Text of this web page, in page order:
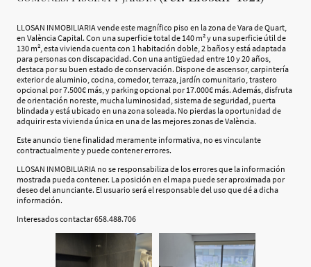
LLOSAN INMOBILIARIA vende este magnífico piso en la zona de Vara de Quart,
en València Capital. Con una superficie total de 140 m² y una superficie útil de
130 m², esta vivienda cuenta con 1 habitación doble, 2 baños y está adaptada
para personas con discapacidad. Con una antigüedad entre 10 y 20 años,
destaca por su buen estado de conservación. Dispone de ascensor, carpintería
exterior de aluminio, cocina, comedor, terraza, jardín comunitario, trastero
opcional por 7.500€ más, y parking opcional por 17.000€ más. Además, disfruta
de orientación noreste, mucha luminosidad, sistema de seguridad, puerta
blindada y está ubicado en una zona soleada. No pierdas la oportunidad de
adquirir esta vivienda única en una de las mejores zonas de València.
Este anuncio tiene finalidad meramente informativa, no es vinculante
contractualmente y puede contener errores.
LLOSAN INMOBILIARIA no se responsabiliza de los errores que la información
mostrada pueda contener. La posición en el mapa puede ser aproximada por
deseo del anunciante. El usuario será el responsable del uso que dé a dicha
información.
Interesados contactar 658.488.706